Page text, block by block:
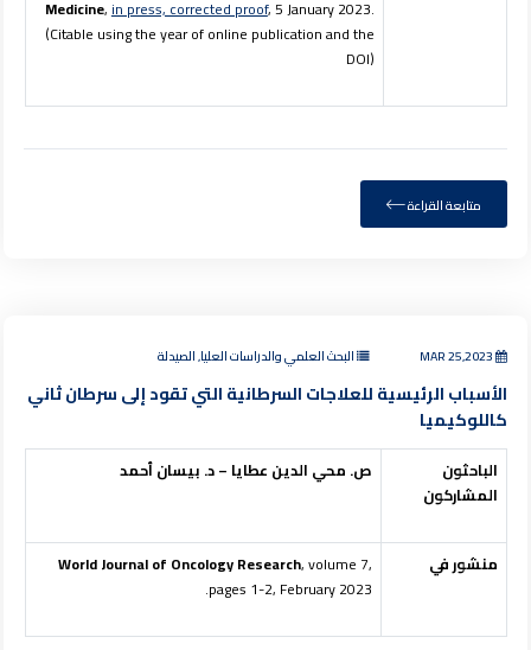
Medicine,in press, corrected proof, 5 January 2023.
(Citable using the year of online publication and the
DOI)
متابعة القراءة
البحث العلمي والدراسات العليا, الصيدلة
الأسباب الرئيسية للعلاجات السرطانية التي تقود إلى سرطان ثاني
كاللوكيميا
الباحثون
المشاركون
ص. محي الدين عطايا – د. بيسان أحمد
منشور في World Journal of Oncology Research, volume 7,
pages 1-2, February 2023.